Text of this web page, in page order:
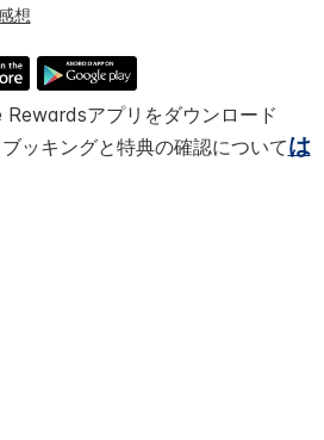
想
Rewardsアプリをダウンロード
ッキングと特典の確認については